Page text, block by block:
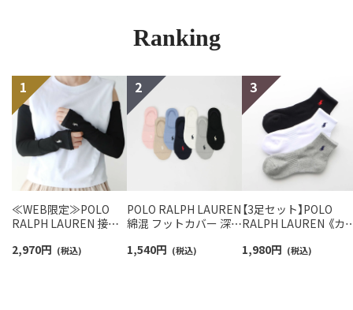
Ranking
≪WEB限定≫POLO
RALPH LAUREN 接触
ームカバー ＆ レッグウ
2,970円 (税込)
POLO RALPH LAUREN
綿混 フットカバー 深履
カバーソックス レディ
1,540円 (税込)
【3足セット】POLO
RALPH LAUREN 《カ
アーチサポート ワンポ
1,980円 (税込)